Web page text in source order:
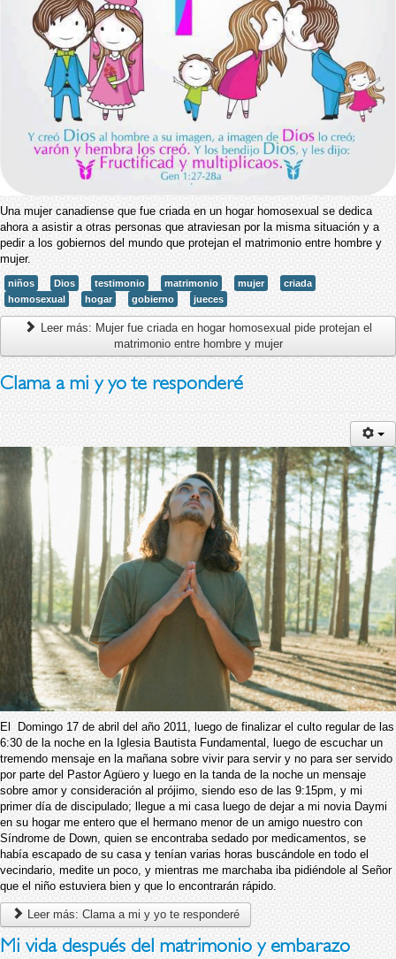
Una mujer canadiense que fue criada en un hogar homosexual se dedica
ahora a asistir a otras personas que atraviesan por la misma situación y a
pedir a los gobiernos del mundo que protejan el matrimonio entre hombre y
mujer.
niños Dios testimonio matrimonio mujer
criada
homosexual
hogar gobierno jueces
Leer más: Mujer fue criada en hogar homosexual pide protejan el
matrimonio entre hombre y mujer
Clama a mi y yo te responderé
El Domingo 17 de abril del año 2011, luego de finalizar el culto regular de las
6:30 de la noche en la Iglesia Bautista Fundamental, luego de escuchar un
tremendo mensaje en la mañana sobre vivir para servir y no para ser servido
por parte del Pastor Agüero y luego en la tanda de la noche un mensaje
sobre amor y consideración al prójimo, siendo eso de las 9:15pm, y mi
primer día de discipulado; llegue a mi casa luego de dejar a mi novia Daymi
en su hogar me entero que el hermano menor de un amigo nuestro con
Síndrome de Down, quien se encontraba sedado por medicamentos, se
había escapado de su casa y tenían varias horas buscándole en todo el
vecindario, medite un poco, y mientras me marchaba iba pidiéndole al Señor
que el niño estuviera bien y que lo encontrarán rápido.
Leer más: Clama a mi y yo te responderé
Mi vida después del matrimonio y embarazo